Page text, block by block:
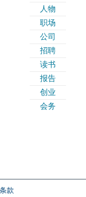
人物
职场
公司
招聘
读书
报告
创业
会务
款